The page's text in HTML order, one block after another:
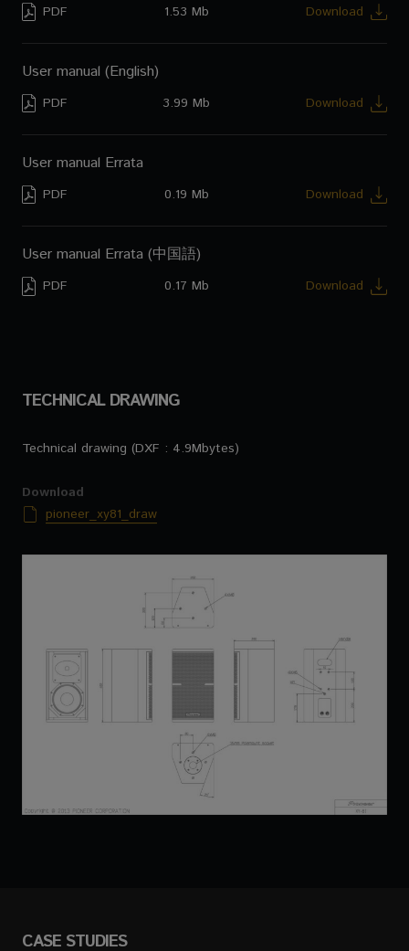
PDF 1.53 Mb Download
User manual (English)
PDF 3.99 Mb Download
User manual Errata
PDF 0.19 Mb Download
User manual Errata (中国語)
PDF 0.17 Mb Download
TECHNICAL DRAWING
Technical drawing (DXF : 4.9Mbytes)
Download
pioneer_xy81_draw
CASE STUDIES